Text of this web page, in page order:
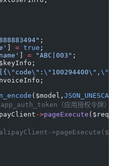
;
= true ;
= "ABC|003" ;
\" code\" : \" 100294400\" , \"
($model,
（应用授权令牌）
->pageExecute